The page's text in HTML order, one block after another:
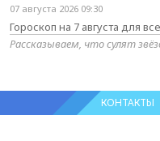
07 августа 2026 09:30
Гороскоп на 7 августа для
Рассказываем, что сулят
КОНТАКТЫ